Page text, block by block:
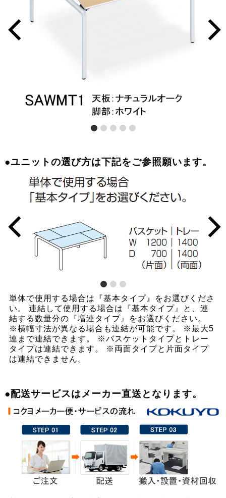
●ユニットの選び方は下記をご参照願います。
単体で使用する場合は『基本タイプ』をお選びくださ
い。 連結して使用する場合は『基本タイプ』と、連
結する数量分の『増連タイプ』をお選びください。
※横幅寸法が異なる場合も連結が可能です。 ※最大5
連まで連結できます。 ※バスケットタイプとトレー
タイプは連結できます。 ※両面タイプと片面タイプ
は連結できません。
●配送サービスはメーカー直送となります。